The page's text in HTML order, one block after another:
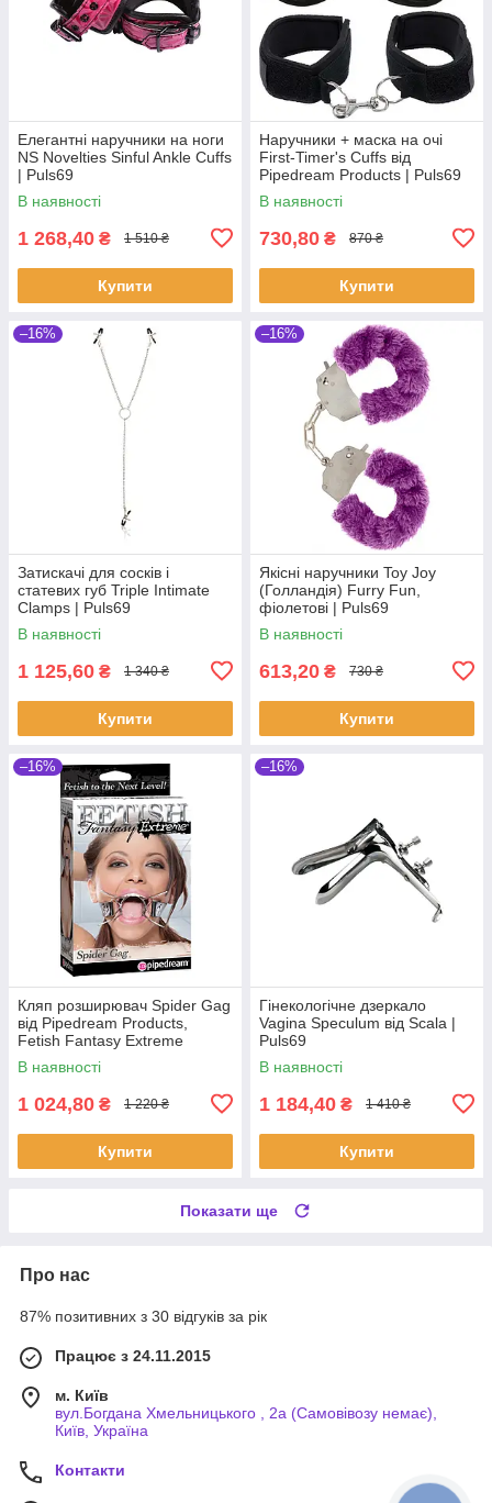
Елегантні наручники на ноги
NS Novelties Sinful Ankle Cuffs
| Puls69
В наявності
1 268,40 ₴ 1 510 ₴
Купити
Наручники + маска на очі
First-Timer's Cuffs від
Pipedream Products | Puls69
В наявності
730,80 ₴ 870 ₴
Купити
–16%
Затискачі для сосків і
статевих губ Triple Intimate
Clamps | Puls69
В наявності
1 125,60 ₴ 1 340 ₴
Купити
–16%
Якісні наручники Toy Joy
(Голландія) Furry Fun,
фіолетові | Puls69
В наявності
613,20 ₴ 730 ₴
Купити
–16%
Кляп розширювач Spider Gag
від Pipedream Products,
Fetish Fantasy Extreme
Collection | Puls69
В наявності
1 024,80 ₴ 1 220 ₴
Купити
–16%
Гінекологічне дзеркало
Vagina Speculum від Scala |
Puls69
В наявності
1 184,40 ₴ 1 410 ₴
Купити
Показати ще
Про нас
87% позитивних з 30 відгуків за рік
Працює з 24.11.2015
м. Київ
вул.Богдана Хмельницького , 2а (Самовівозу немає),
Київ, Україна
Контакти